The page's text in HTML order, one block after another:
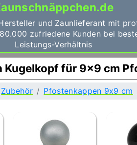
und Zaunlieferant mit
zufriedene Kunden bei
Leistungs-Verhältnis
Kugelkopf für 9x9 cm
Zubehör Pfostenkappen 9x9 cm